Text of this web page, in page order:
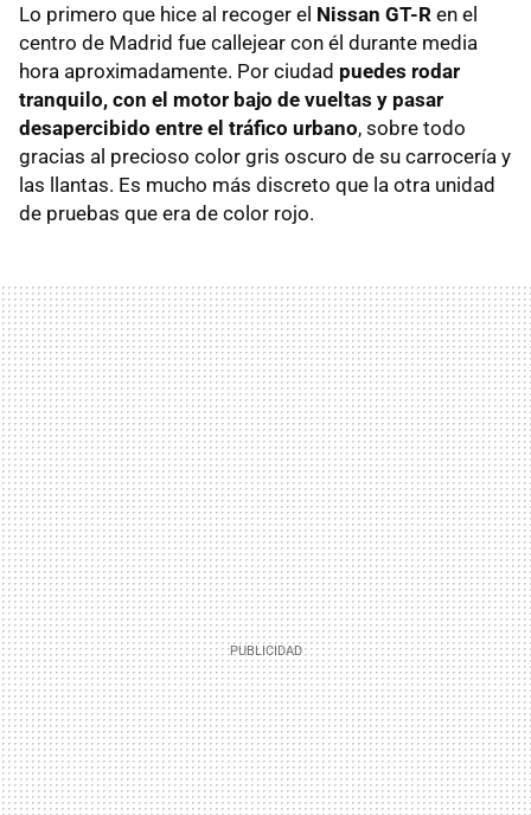
Lo primero que hice al recoger el Nissan GT-R en el
centro de Madrid fue callejear con él durante media
hora aproximadamente. Por ciudad puedes rodar
tranquilo, con el motor bajo de vueltas y pasar
desapercibido entre el tráfico urbano, sobre todo
gracias al precioso color gris oscuro de su carrocería y
las llantas. Es mucho más discreto que la otra unidad
de pruebas que era de color rojo.